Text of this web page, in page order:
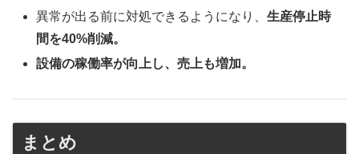
異常が出る前に対処できるようになり、生産停止時
間を40%削減。
設備の稼働率が向上し、売上も増加。
まとめ